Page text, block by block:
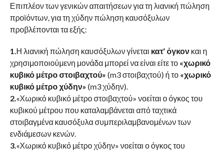
Επιπλέον των γενικών απαιτήσεων για τη λιανική πώληση
προϊόντων, για τη χύδην πώληση καυσόξυλων
προβλέπονται τα εξής:
1.Η λιανική πώληση καυσόξυλων γίνεται κατ’ όγκονκαι η
χρησιμοποιούμενη μονάδα μπορεί να είναι είτε το «χωρικό
κυβικό μέτρο στοιβαχτού» (m3 στοιβαχτού) ή το«χωρικό
κυβικό μέτρο χύδην» (m3 χύδην).
2.«Χωρικό κυβικό μέτρο στοιβαχτού» νοείται ο όγκος του
κυβικού μέτρου που καταλαμβάνεται από ταχτικά
στοιβαγμένα καυσόξυλα συμπεριλαμβανομένων των
ενδιάμεσων κενών.
3.«Χωρικό κυβικό μέτρο χύδην» νοείται ο όγκος του